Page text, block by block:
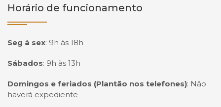
Horário de funcionamento
Seg à sex: 9h às 18h
Sábados: 9h às 13h
Domingos e feriados (Plantão nos telefones): Não
haverá expediente